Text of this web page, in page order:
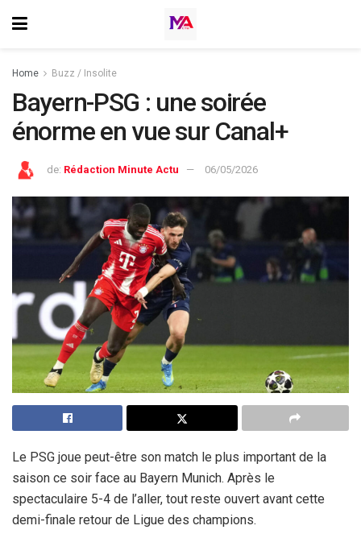
Home Buzz / Insolite
Bayern-PSG : une soirée
énorme en vue sur Canal+
de: Rédaction Minute Actu 06/05/2026
Le PSG joue peut-être son match le plus important de la
saison ce soir face au Bayern Munich. Après le
spectaculaire 5-4 de l’aller, tout reste ouvert avant cette
demi-finale retour de Ligue des champions.